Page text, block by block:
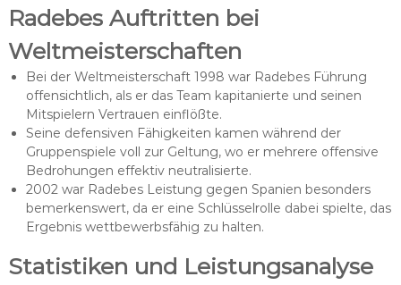
Radebes Auftritten bei
Weltmeisterschaften
Bei der Weltmeisterschaft 1998 war Radebes Führung
offensichtlich, als er das Team kapitanierte und seinen
Mitspielern Vertrauen einflößte.
Seine defensiven Fähigkeiten kamen während der
Gruppenspiele voll zur Geltung, wo er mehrere offensive
Bedrohungen effektiv neutralisierte.
2002 war Radebes Leistung gegen Spanien besonders
bemerkenswert, da er eine Schlüsselrolle dabei spielte, das
Ergebnis wettbewerbsfähig zu halten.
Statistiken und Leistungsanalyse